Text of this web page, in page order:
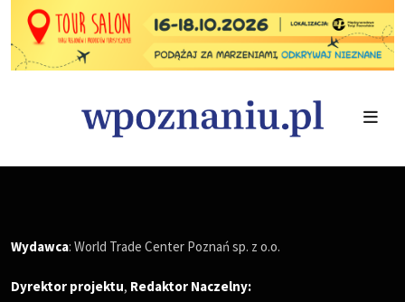
Wydawca: World Trade Center Poznań sp. z o.o.
Dyrektor projektu, Redaktor Naczelny: